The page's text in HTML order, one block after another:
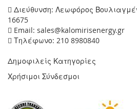
Διεύθυνση: Λεωφόρος
16675
Email: sales@kalomirisenergy.gr
Τηλέφωνο: 210 8980840
Δημοφιλείς Κατηγορίες
Χρήσιμοι Σύνδεσμοι